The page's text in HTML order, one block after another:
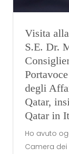
Visita
S.E. Dr.
degli
Qatar,
Qatar in
Ho avuto
Camera dei